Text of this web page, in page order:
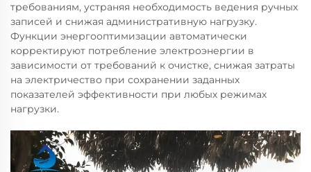
требованиям, устраняя необходимость ведения ручных
записей и снижая административную нагрузку.
Функции энергооптимизации автоматически
корректируют потребление электроэнергии в
зависимости от требований к очистке, снижая затраты
на электричество при сохранении заданных
показателей эффективности при любых режимах
нагрузки.